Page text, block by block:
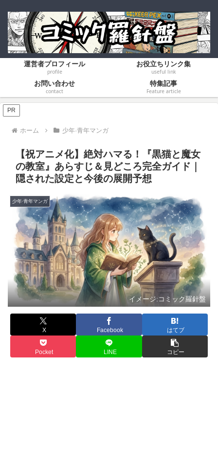
運営者プロフィール
profile
お役立ちリンク集
useful link
お問い合わせ
contact
特集記事
Feature article
PR
ホーム 少年·青年マンガ
【祝アニメ化】絶対ハマる！『黒猫と魔女
の教室』あらすじ＆見どころ完全ガイド｜
隠された設定と今後の展開予想
少年·青年マンガ
イメージ:コミック羅針盤
X Facebook はてブ
Pocket LINE コピー